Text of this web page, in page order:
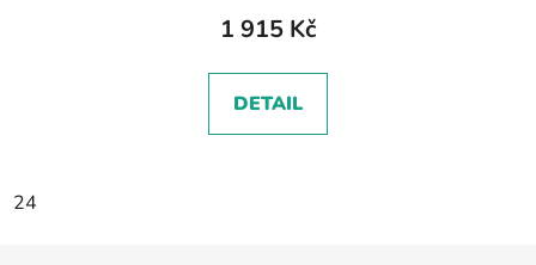
1 915 Kč
DETAIL
24